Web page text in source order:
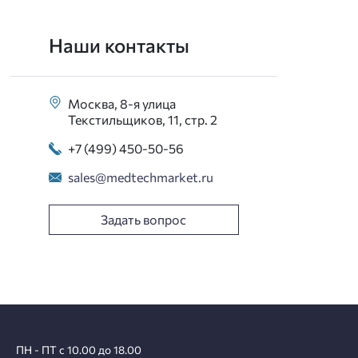
Наши контакты
Москва, 8-я улица
Текстильщиков, 11, стр. 2
+7 (499) 450-50-56
sales@medtechmarket.ru
Задать вопрос
ПН - ПТ с 10.00 до 18.00